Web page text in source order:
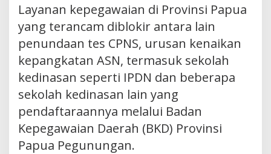
Layanan kepegawaian di Provinsi Papua
yang terancam diblokir antara lain
penundaan tes CPNS, urusan kenaikan
kepangkatan ASN, termasuk sekolah
kedinasan seperti IPDN dan beberapa
sekolah kedinasan lain yang
pendaftaraannya melalui Badan
Kepegawaian Daerah (BKD) Provinsi
Papua Pegunungan.